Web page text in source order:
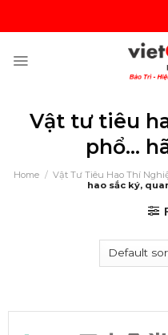
content
Vật tư tiêu
phổ...
Home / Vật Tư Tiêu Hao Thí
hao sắc ký,